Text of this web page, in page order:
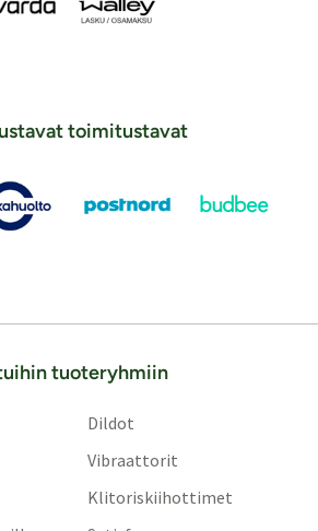
toimitustavat
tuoteryhmiin
Dildot
Vibraattorit
Klitoriskiihottimet